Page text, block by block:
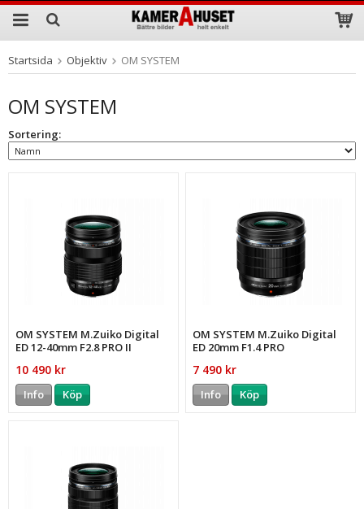
Produkten har blivit tillagd i varukorgen
Startsida Objektiv OM SYSTEM
OM SYSTEM
Sortering:
OM SYSTEM M.Zuiko Digital
ED 12-40mm F2.8 PRO II
10 490 kr
Info Köp
OM SYSTEM M.Zuiko Digital
ED 20mm F1.4 PRO
7 490 kr
Info Köp